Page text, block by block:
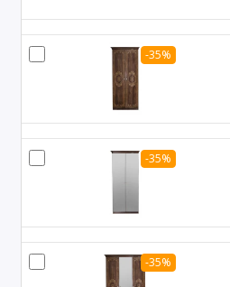
-35%
-35%
-35%